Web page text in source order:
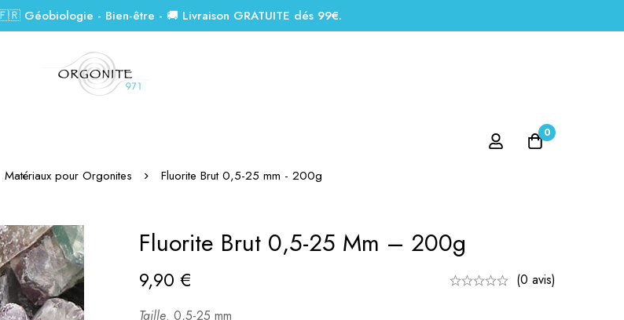
Géobiologie - Bien-être - 🚚 Livraison GRATUITE dés 99€.
0
Matériaux pour Orgonites Fluorite Brut 0,5-25 mm - 200g
Fluorite Brut 0,5-25 Mm – 200g
9,90 €
(0 avis)
Taille. 0,5-25 mm